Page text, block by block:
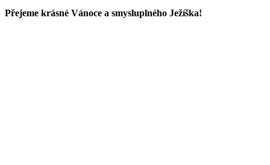
Přejeme krásné Vánoce a smysluplného Ježíška!